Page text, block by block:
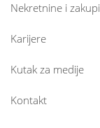
Nekretnine i zakupi
Karijere
Kutak za medije
Kontakt